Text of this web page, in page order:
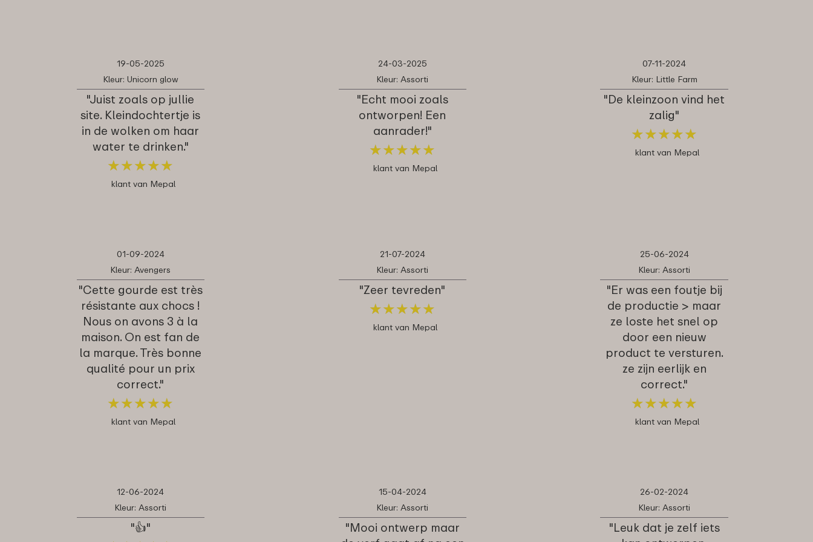
19-05-2025
Kleur: Unicorn glow
"Juist zoals op jullie
site. Kleindochtertje is
in de wolken om haar
water te drinken."
★★★★★
★★★★★
klant van Mepal
24-03-2025
Kleur: Assorti
"Echt mooi zoals
ontworpen! Een
aanrader!"
★★★★★
★★★★★
klant van Mepal
07-11-2024
Kleur: Little Farm
"De kleinzoon vind het
zalig"
★★★★★
★★★★★
klant van Mepal
01-09-2024
Kleur: Avengers
"Cette gourde est très
résistante aux chocs !
Nous on avons 3 à la
maison. On est fan de
la marque. Très bonne
qualité pour un prix
correct."
★★★★★
★★★★★
klant van Mepal
21-07-2024
Kleur: Assorti
"Zeer tevreden"
★★★★★
★★★★★
klant van Mepal
25-06-2024
Kleur: Assorti
"Er was een foutje bij
de productie > maar
ze loste het snel op
door een nieuw
product te versturen.
ze zijn eerlijk en
correct."
★★★★★
★★★★★
klant van Mepal
12-06-2024
Kleur: Assorti
"👍"
15-04-2024
Kleur: Assorti
"Mooi ontwerp maar
26-02-2024
Kleur: Assorti
"Leuk dat je zelf iets